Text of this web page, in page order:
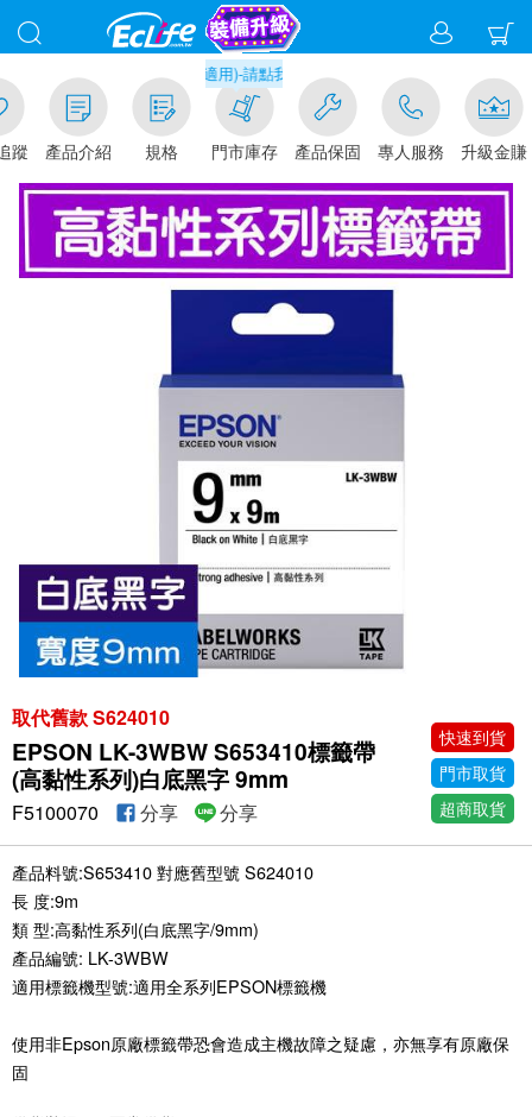
蹤 產品介紹 規格
貨現折1%(部分商品不適用)-請點我看
門市庫存 產品保固 專人服務 升級金賺
取代舊款 S624010
EPSON LK-3WBW S653410標籤帶
(高黏性系列)白底黑字 9mm
快速到貨
門市取貨
超商取貨
F5100070 分享 分享
產品料號:S653410 對應舊型號 S624010
長 度:9m
類 型:高黏性系列(白底黑字/9mm)
產品編號: LK-3WBW
適用標籤機型號:適用全系列EPSON標籤機
使用非Epson原廠標籤帶恐會造成主機故障之疑慮，亦無享有原廠保
固